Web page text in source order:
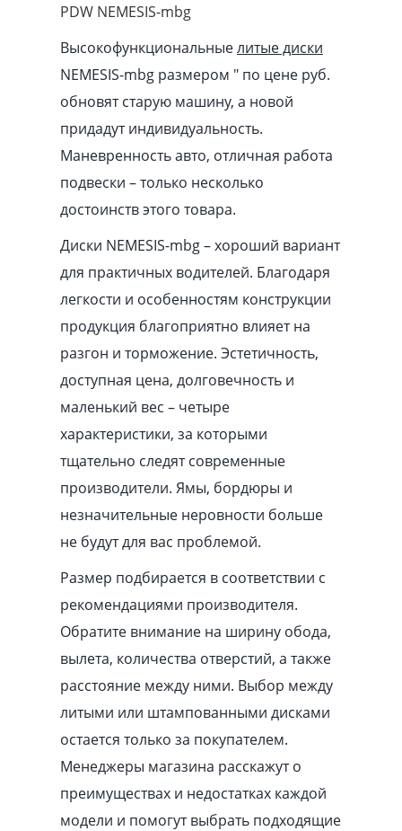
PDW NEMESIS-mbg
Высокофункциональныелитые диски
NEMESIS-mbg размером ″ по цене руб.
обновят старую машину, а новой
придадут индивидуальность.
Маневренность авто, отличная работа
подвески – только несколько
достоинств этого товара.
Диски NEMESIS-mbg – хороший вариант
для практичных водителей. Благодаря
легкости и особенностям конструкции
продукция благоприятно влияет на
разгон и торможение. Эстетичность,
доступная цена, долговечность и
маленький вес – четыре
характеристики, за которыми
тщательно следят современные
производители. Ямы, бордюры и
незначительные неровности больше
не будут для вас проблемой.
Размер подбирается в соответствии с
рекомендациями производителя.
Обратите внимание на ширину обода,
вылета, количества отверстий, а также
расстояние между ними. Выбор между
литыми или штампованными дисками
остается только за покупателем.
Менеджеры магазина расскажут о
преимуществах и недостатках каждой
модели и помогут выбрать подходящие